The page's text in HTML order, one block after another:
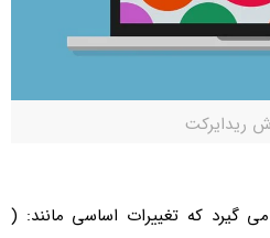
ریدایرکت
که تغییرات اساسی مانند: (